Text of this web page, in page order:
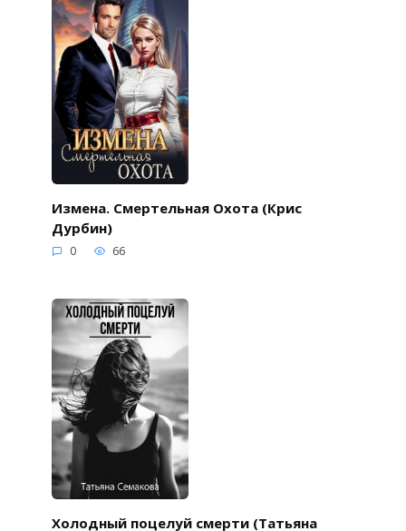
Измена. Смертельная Охота (Крис
Дурбин)
0 66
Холодный поцелуй смерти (Татьяна